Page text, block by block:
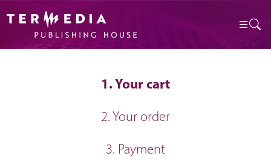
1. Your cart
2. Your order
3. Payment